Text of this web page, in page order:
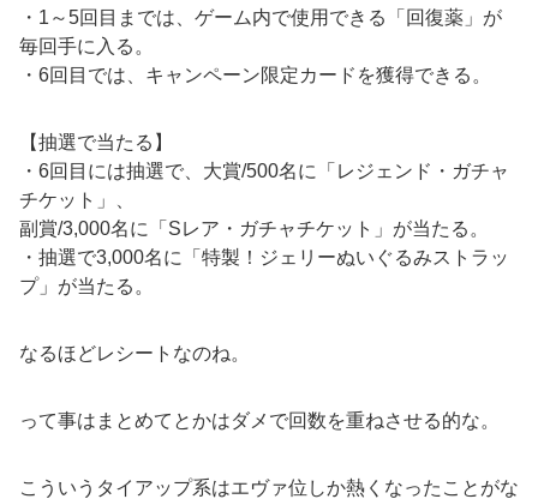
・1～5回目までは、ゲーム内で使用できる「回復薬」が
毎回手に入る。
・6回目では、キャンペーン限定カードを獲得できる。
【抽選で当たる】
・6回目には抽選で、大賞/500名に「レジェンド・ガチャ
チケット」、
副賞/3,000名に「Sレア・ガチャチケット」が当たる。
・抽選で3,000名に「特製！ジェリーぬいぐるみストラッ
プ」が当たる。
なるほどレシートなのね。
って事はまとめてとかはダメで回数を重ねさせる的な。
こういうタイアップ系はエヴァ位しか熱くなったことがな